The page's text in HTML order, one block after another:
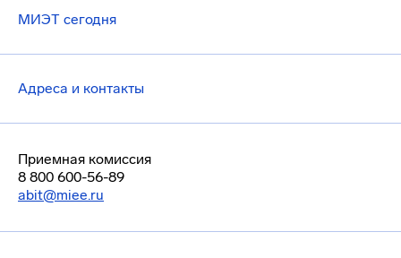
МИЭТ сегодня
Адреса и контакты
Приемная комиссия
8 800 600-56-89
abit@miee.ru